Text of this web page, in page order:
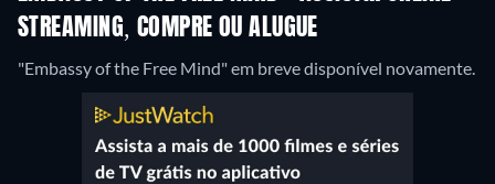
STREAMING, COMPRE OU ALUGUE
"Embassy of the Free Mind" em breve disponível novamente.